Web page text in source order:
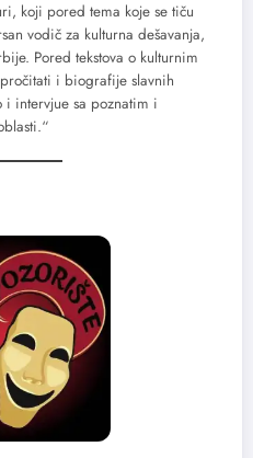
koji pored tema koje se tiču
vodič za kulturna dešavanja,
Pored tekstova o kulturnim
i biografije slavnih
intervjue sa poznatim i